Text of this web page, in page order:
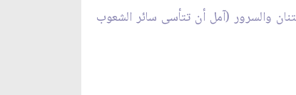
والسرور (آمل أن تتأسى سائر الشعوب